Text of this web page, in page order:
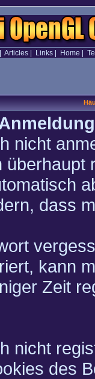
Articles| Links| Home
nicht
dass
kann
Zeit
nicht
des